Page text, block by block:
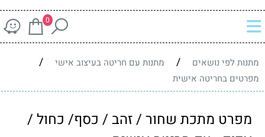
0
מתנות לפי נושאים / מתנות עם חריטה בעיצוב אישי /
מפרטים בחריטה אישית
מפרט מתכת שחור / זהב / כסף/ כחול /